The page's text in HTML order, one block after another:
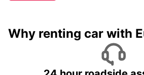
Why renting car with